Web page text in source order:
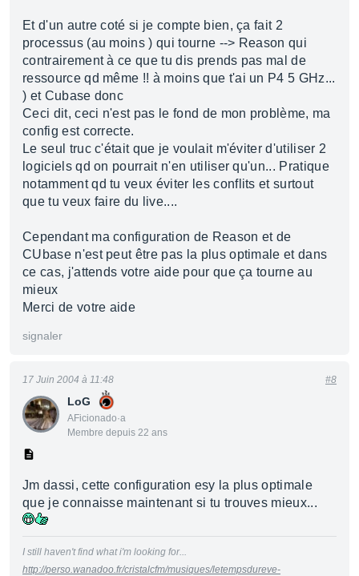
Et d'un autre coté si je compte bien, ça fait 2
processus (au moins ) qui tourne --> Reason qui
contrairement à ce que tu dis prends pas mal de
ressource qd même !! à moins que t'ai un P4 5 GHz...
) et Cubase donc
Ceci dit, ceci n'est pas le fond de mon problème, ma
config est correcte.
Le seul truc c'était que je voulait m'éviter d'utiliser 2
logiciels qd on pourrait n'en utiliser qu'un... Pratique
notamment qd tu veux éviter les conflits et surtout
que tu veux faire du live....
Cependant ma configuration de Reason et de
CUbase n'est peut être pas la plus optimale et dans
ce cas, j'attends votre aide pour que ça tourne au
mieux
Merci de votre aide
signaler
LoG
AFicionado·a
Membre depuis 22 ans
17 Juin 2004 à 11:48 #8
Jm dassi, cette configuration esy la plus optimale
que je connaisse maintenant si tu trouves mieux...
I still haven't find what i'm looking for...
http://perso.wanadoo.fr/cristalcfm/musiques/letempsdureve-